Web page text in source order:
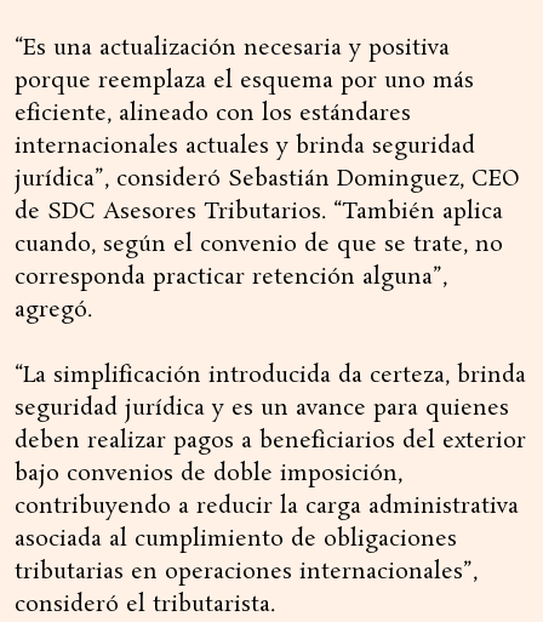
“Es una actualización necesaria y positiva
porque reemplaza el esquema por uno más
eficiente, alineado con los estándares
internacionales actuales y brinda seguridad
jurídica”, consideró Sebastián Dominguez, CEO
de SDC Asesores Tributarios. “También aplica
cuando, según el convenio de que se trate, no
corresponda practicar retención alguna”,
agregó.
“La simplificación introducida da certeza, brinda
seguridad jurídica y es un avance para quienes
deben realizar pagos a beneficiarios del exterior
bajo convenios de doble imposición,
contribuyendo a reducir la carga administrativa
asociada al cumplimiento de obligaciones
tributarias en operaciones internacionales”,
consideró el tributarista.